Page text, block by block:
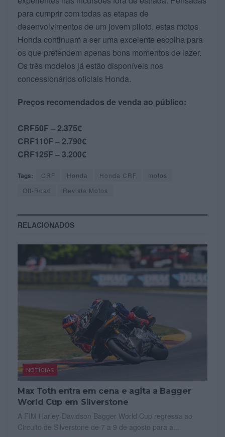
para cumprir com todas as etapas de
desenvolvimentos de um jovem piloto, estas motos
Honda continuam a ser uma excelente escolha para
os que pretendem apenas bons momentos de lazer.
Os três modelos já estão disponíveis nos
concessionários oficiais Honda.
Preços recomendados de venda ao público:
CRF50F – 2.375€
CRF110F – 2.790€
CRF125F – 3.200€
Tags: CRF Honda Honda CRF
motos
Off-Road
Revista Motos
RELACIONADOS
NOTÍCIAS
Max Toth entra em cena e agita a Bagger
World Cup em Silverstone
A FIM Harley-Davidson Bagger World Cup regressa ao
Circuito de Silverstone de 7 a 9 de agosto para a...